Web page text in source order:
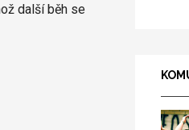
další běh se